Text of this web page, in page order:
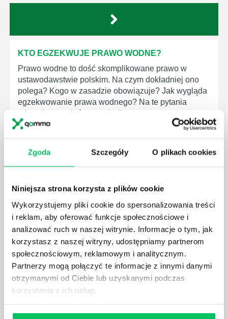
Zgoda Szczegóły O plikach cookies
Niniejsza strona korzysta z plików cookie
Wykorzystujemy pliki cookie do spersonalizowania treści
i reklam, aby oferować funkcje społecznościowe i
analizować ruch w naszej witrynie. Informacje o tym, jak
korzystasz z naszej witryny, udostępniamy partnerom
społecznościowym, reklamowym i analitycznym.
Partnerzy mogą połączyć te informacje z innymi danymi
otrzymanymi od Ciebie lub uzyskanymi podczas
korzystania z ich usług.
KTO EGZEKWUJE PRAWO WODNE?
Prawo wodne to dość skomplikowane prawo w
ustawodawstwie polskim. Na czym dokładniej ono
polega? Kogo w zasadzie obowiązuje? Jak wygląda
egzekwowanie prawa wodnego? Na te pytania
odpowiemy pokrótce poniżej.
WYMAGANIAMI NORM JAKOŚCI WYROBÓW
MEDYCZNYCH?
W związku z ogromnym rozwojem dzisiejszego
społeczeństwa wprowadzane jest coraz więcej reguł,
które mają za zadanie poprawić poszczególne
dziedziny gospodarki. Dzięki nim wszystkie firmy
będą zobowiązane przestrzegać zasad, których
wprowadzenie dąży do ujednolicenia jakości
produktów, które trafiają do klientów.